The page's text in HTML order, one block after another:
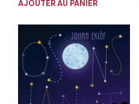
AJOUTER AU PANIER